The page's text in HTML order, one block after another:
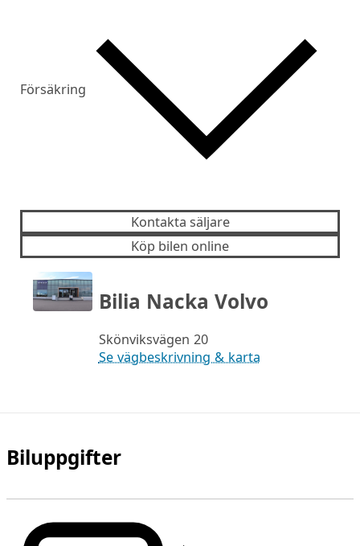
Försäkring
Kontakta säljare
Köp bilen online
Bilia Nacka Volvo
Skönviksvägen 20
Se vägbeskrivning & karta
Biluppgifter